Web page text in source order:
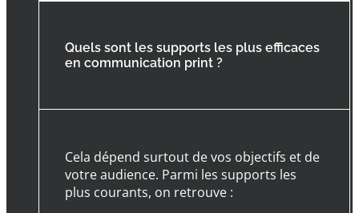
Quels sont les supports les plus efficaces
en communication print ?
Cela dépend surtout de vos objectifs et de
votre audience. Parmi les supports les
plus courants, on retrouve :